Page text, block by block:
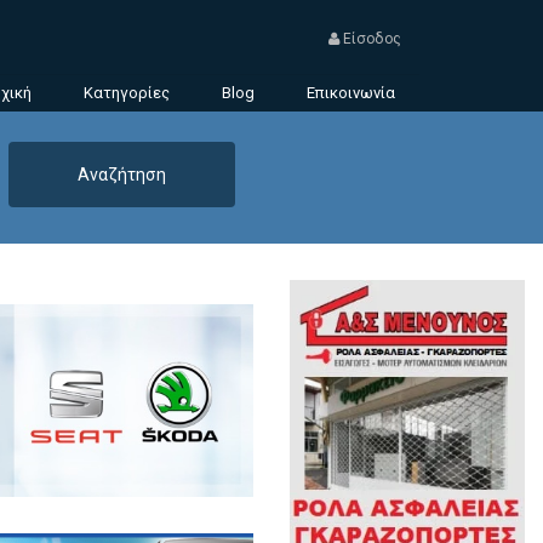
Είσοδος
Κατηγορίες Blog Επικοινωνία